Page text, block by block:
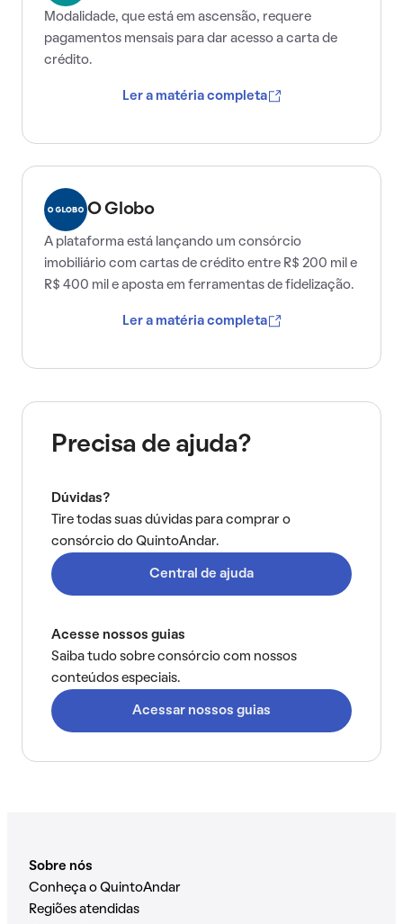
Modalidade, que está em ascensão, requere
pagamentos mensais para dar acesso a carta de
crédito.
Ler a matéria completa
O Globo
A plataforma está lançando um consórcio
imobiliário com cartas de crédito entre R$ 200 mil e
R$ 400 mil e aposta em ferramentas de fidelização.
Ler a matéria completa
Precisa de ajuda?
Dúvidas?
Tire todas suas dúvidas para comprar o
consórcio do QuintoAndar.
Central de ajuda
Acesse nossos guias
Saiba tudo sobre consórcio com nossos
conteúdos especiais.
Acessar nossos guias
Sobre nós
Conheça o QuintoAndar
Regiões atendidas